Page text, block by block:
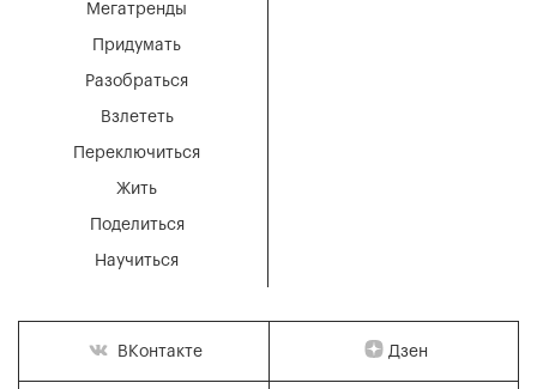
Мегатренды
Придумать
Разобраться
Взлететь
Переключиться
Жить
Поделиться
Научиться
ВКонтакте Дзен